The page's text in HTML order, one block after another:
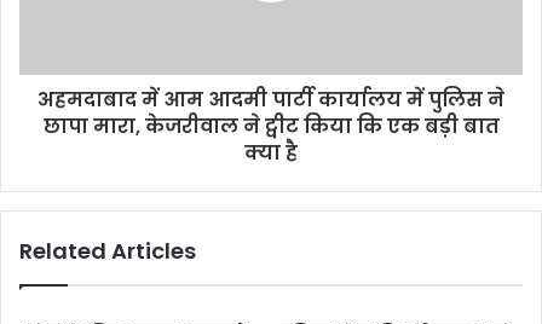
अहमदाबाद में आम आदमी पार्टी कार्यालय में पुलिस ने
छापा मारा, केजरीवाल ने ट्वीट किया कि एक बड़ी बात
क्या है
Related Articles